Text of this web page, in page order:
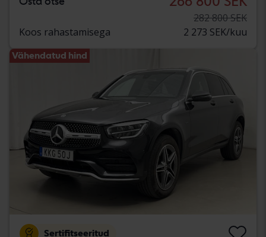
282 800 SEK
Koos rahastamisega
2 273 SEK/kuu
Vähendatud hind
Sertifitseeritud